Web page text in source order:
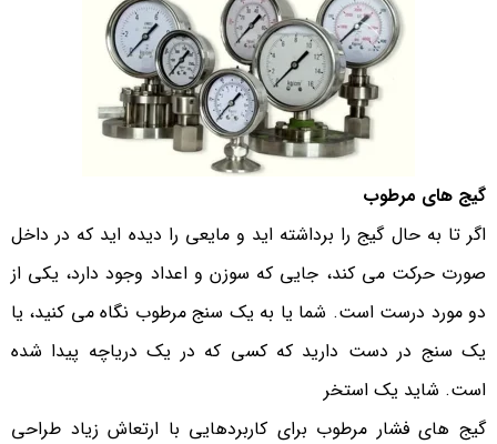
گیج های مرطوب
اگر تا به حال گیج را برداشته اید و مایعی را دیده اید که در داخل
صورت حرکت می کند، جایی که سوزن و اعداد وجود دارد، یکی از
دو مورد درست است. شما یا به یک سنج مرطوب نگاه می کنید، یا
یک سنج در دست دارید که کسی که در یک دریاچه پیدا شده
است. شاید یک استخر
گیج های فشار مرطوب برای کاربردهایی با ارتعاش زیاد طراحی